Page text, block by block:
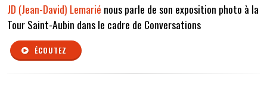
JD (Jean-David) Lemarié nous parle de son exposition photo à la
Tour Saint-Aubin dans le cadre de Conversations
ÉCOUTEZ